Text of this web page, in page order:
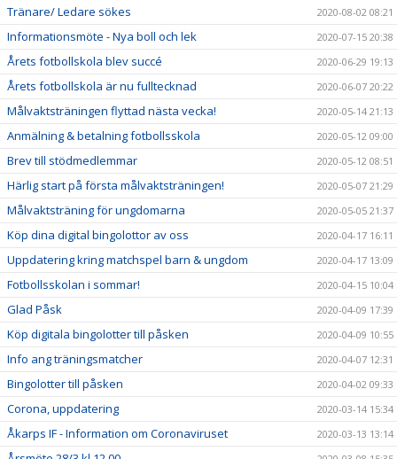
Tränare/ Ledare sökes 2020-08-02 08:21
Informationsmöte - Nya boll och lek 2020-07-15 20:38
Årets fotbollskola blev succé 2020-06-29 19:13
Årets fotbollskola är nu fulltecknad 2020-06-07 20:22
Målvaktsträningen flyttad nästa vecka! 2020-05-14 21:13
Anmälning & betalning fotbollsskola 2020-05-12 09:00
Brev till stödmedlemmar 2020-05-12 08:51
Härlig start på första målvaktsträningen! 2020-05-07 21:29
Målvaktsträning för ungdomarna 2020-05-05 21:37
Köp dina digital bingolottor av oss 2020-04-17 16:11
Uppdatering kring matchspel barn & ungdom 2020-04-17 13:09
Fotbollsskolan i sommar! 2020-04-15 10:04
Glad Påsk 2020-04-09 17:39
Köp digitala bingolotter till påsken 2020-04-09 10:55
Info ang träningsmatcher 2020-04-07 12:31
Bingolotter till påsken 2020-04-02 09:33
Corona, uppdatering 2020-03-14 15:34
Åkarps IF - Information om Coronaviruset 2020-03-13 13:14